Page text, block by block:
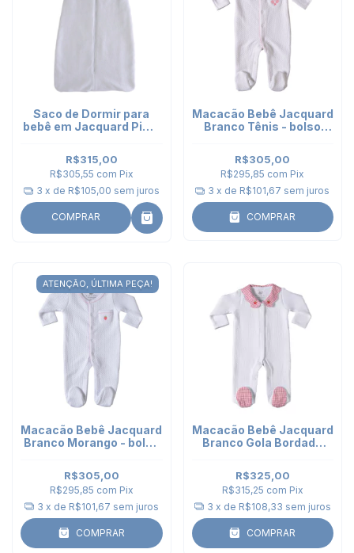
Saco de Dormir para
bebê em Jacquard Pima
R$315,00
R$305,55 com Pix
3 x de R$105,00 sem juros
COMPRAR
Macacão Bebê Jacquard
Branco Tênis - bolso
R$305,00
R$295,85 com Pix
3 x de R$101,67 sem juros
COMPRAR
ATENÇÃO, ÚLTIMA PEÇA!
Macacão Bebê Jacquard
Branco Morango - bolso
R$305,00
R$295,85 com Pix
3 x de R$101,67 sem juros
COMPRAR
Macacão Bebê Jacquard
Branco Gola Bordada
R$325,00
R$315,25 com Pix
3 x de R$108,33 sem juros
COMPRAR